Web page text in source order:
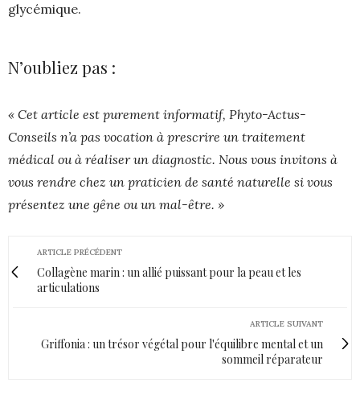
glycémique.
N’oubliez pas :
« Cet article est purement informatif, Phyto-Actus-
Conseils n’a pas vocation à prescrire un traitement
médical ou à réaliser un diagnostic. Nous vous invitons à
vous rendre chez un praticien de santé naturelle si vous
présentez une gêne ou un mal-être. »
ARTICLE PRÉCÉDENT
Collagène marin : un allié puissant pour la peau et les
articulations
ARTICLE SUIVANT
Griffonia : un trésor végétal pour l'équilibre mental et un
sommeil réparateur